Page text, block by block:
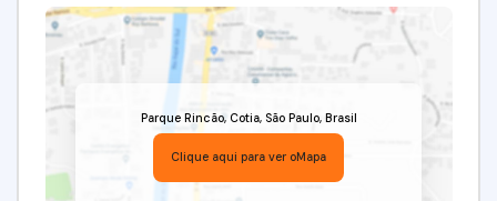
Parque Rincão, Cotia, São Paulo, Brasil
Clique aqui para ver oMapa